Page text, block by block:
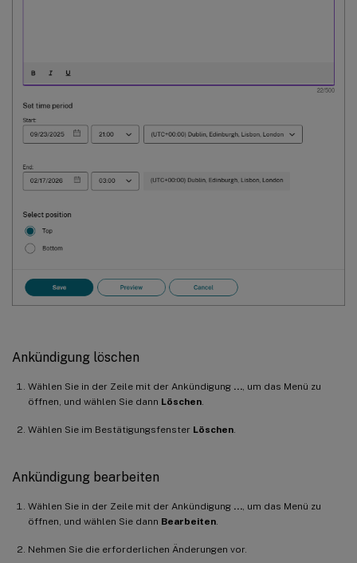
Ankündigung löschen
Wählen Sie in der Zeile mit der Ankündigung …, um das Menü zu
öffnen, und wählen Sie dann Löschen.
Wählen Sie im Bestätigungsfenster Löschen.
Ankündigung bearbeiten
Wählen Sie in der Zeile mit der Ankündigung …, um das Menü zu
öffnen, und wählen Sie dann Bearbeiten.
Nehmen Sie die erforderlichen Änderungen vor.